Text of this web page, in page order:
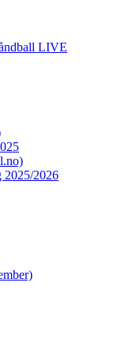
LIVE
2026